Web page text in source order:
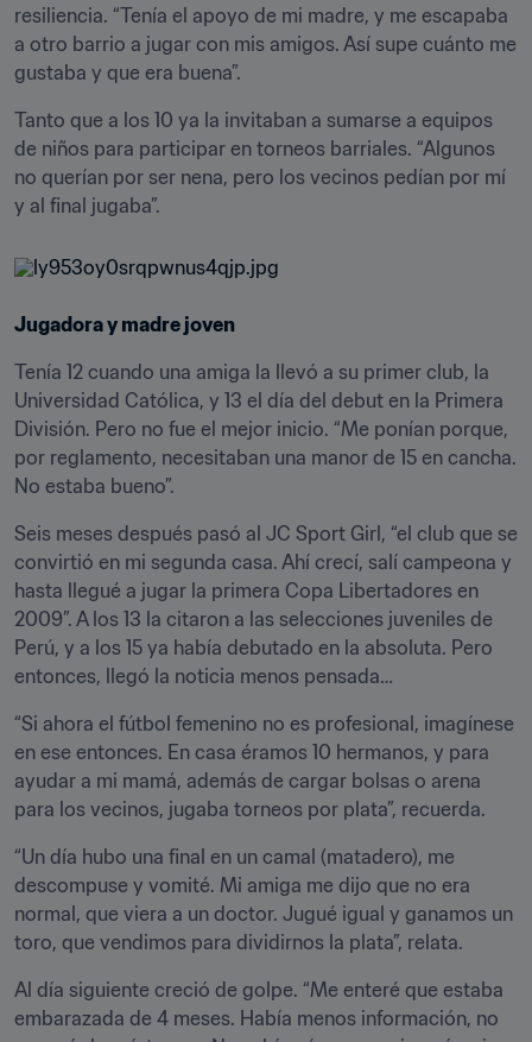
resiliencia. “Tenía el apoyo de mi madre, y me escapaba
a otro barrio a jugar con mis amigos. Así supe cuánto me
gustaba y que era buena”.
Tanto que a los 10 ya la invitaban a sumarse a equipos
de niños para participar en torneos barriales. “Algunos
no querían por ser nena, pero los vecinos pedían por mí
y al final jugaba”.
Jugadora y madre joven
Tenía 12 cuando una amiga la llevó a su primer club, la
Universidad Católica, y 13 el día del debut en la Primera
División. Pero no fue el mejor inicio. “Me ponían porque,
por reglamento, necesitaban una manor de 15 en cancha.
No estaba bueno”.
Seis meses después pasó al JC Sport Girl, “el club que se
convirtió en mi segunda casa. Ahí crecí, salí campeona y
hasta llegué a jugar la primera Copa Libertadores en
2009”. A los 13 la citaron a las selecciones juveniles de
Perú, y a los 15 ya había debutado en la absoluta. Pero
entonces, llegó la noticia menos pensada…
“Si ahora el fútbol femenino no es profesional, imagínese
en ese entonces. En casa éramos 10 hermanos, y para
ayudar a mi mamá, además de cargar bolsas o arena
para los vecinos, jugaba torneos por plata”, recuerda.
“Un día hubo una final en un camal (matadero), me
descompuse y vomité. Mi amiga me dijo que no era
normal, que viera a un doctor. Jugué igual y ganamos un
toro, que vendimos para dividirnos la plata”, relata.
Al día siguiente creció de golpe. “Me enteré que estaba
embarazada de 4 meses. Había menos información, no